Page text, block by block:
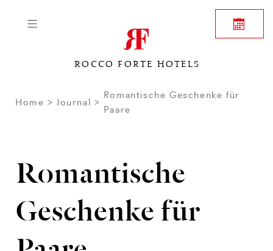
ROCCO FORTE HOTELS
Home Journal
Romantische Geschenke für
Paare
Romantische
Geschenke für